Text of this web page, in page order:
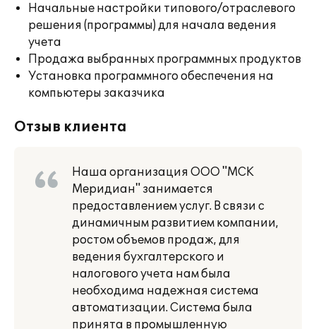
Начальные настройки типового/отраслевого
решения (программы) для начала ведения
учета
Продажа выбранных программных продуктов
Установка программного обеспечения на
компьютеры заказчика
Отзыв клиента
Наша организация ООО "МСК
Меридиан" занимается
предоставлением услуг. В связи с
динамичным развитием компании,
ростом объемов продаж, для
ведения бухгалтерского и
налогового учета нам была
необходима надежная система
автоматизации. Система была
принята в промышленную